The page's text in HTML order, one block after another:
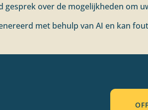
gesprek over de mogelijkheden om
met behulp van AI en kan